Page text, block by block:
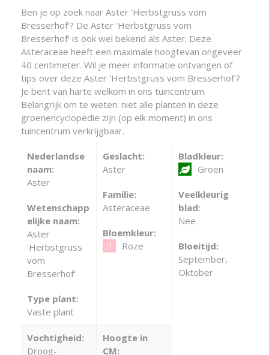
Ben je op zoek naar Aster 'Herbstgruss vom
Bresserhof'? De Aster 'Herbstgruss vom
Bresserhof' is ook wel bekend als Aster. Deze
Asteraceae heeft een maximale hoogtevan ongeveer
40 centimeter. Wil je meer informatie ontvangen of
tips over deze Aster 'Herbstgruss vom Bresserhof'?
Je bent van harte welkom in ons tuincentrum.
Belangrijk om te weten: niet alle planten in deze
groenencyclopedie zijn (op elk moment) in ons
tuincentrum verkrijgbaar.
Nederlandse
naam:
Aster
Wetenschapp
elijke naam:
Aster
'Herbstgruss
vom
Bresserhof'
Type plant:
Vaste plant
Geslacht:
Aster
Familie:
Asteraceae
Bloemkleur:
Roze
Bladkleur:
Groen
Veelkleurig
blad:
Nee
Bloeitijd:
September,
Oktober
Vochtigheid:
Droog-
Hoogte in
CM: